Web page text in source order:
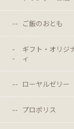
ご飯のおとも
ギフト・オリジ
ィ
ローヤルゼリー
プロポリス